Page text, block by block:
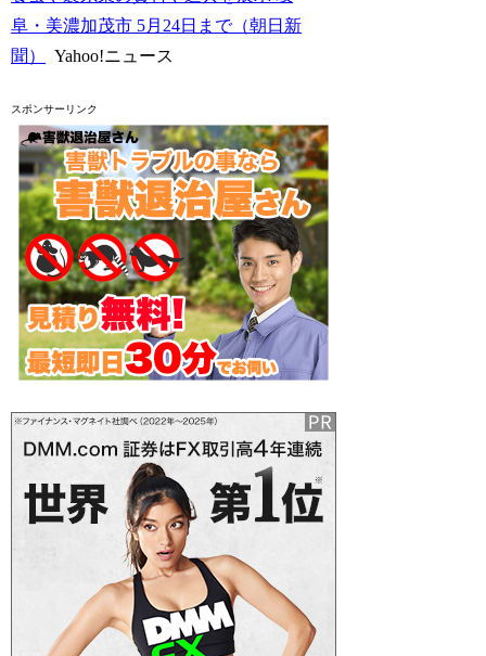
阜・美濃加茂市 5月24日まで（朝日新
聞）
Yahoo!ニュース
スポンサーリンク